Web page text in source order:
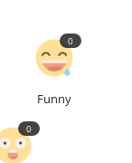
Funny
0
0